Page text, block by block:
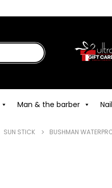
Man & the barber
SUN STICK BUSHMAN